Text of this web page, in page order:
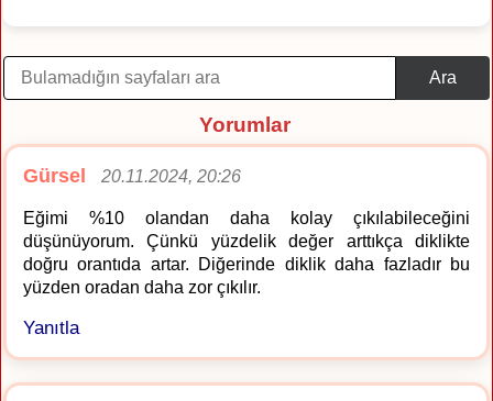
Ara
Yorumlar
Gürsel 20.11.2024, 20:26
Eğimi %10 olandan daha kolay çıkılabileceğini
düşünüyorum. Çünkü yüzdelik değer arttıkça diklikte
doğru orantıda artar. Diğerinde diklik daha fazladır bu
yüzden oradan daha zor çıkılır.
Yanıtla